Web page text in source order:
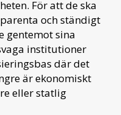
För att de ska
och ständigt
gentemot sina
institutioner
där det
är ekonomiskt
eller statlig